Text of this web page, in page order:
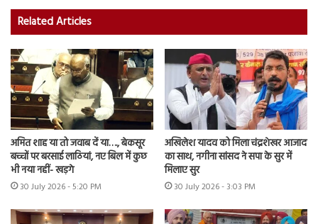
Related Articles
अमित शाह या तो जवाब दें या…., बेकसूर
बच्चों पर बरसाई लाठियां, नए बिल में कुछ
भी नया नहीं- खड़गे
30 July 2026 - 5:20 PM
अखिलेश यादव को मिला चंद्रशेखर आजाद
का साथ, नगीना सांसद ने सपा के सुर में
मिलाए सुर
30 July 2026 - 3:03 PM